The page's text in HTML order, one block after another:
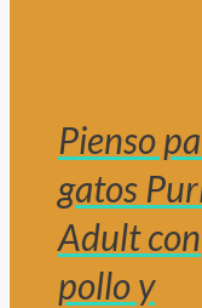
Pienso
gatos
Adult con
pollo y